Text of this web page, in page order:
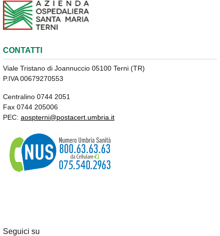
CONTATTI
Viale Tristano di Joannuccio 05100 Terni (TR)
P.IVA 00679270553
Centralino 0744 2051
Fax 0744 205006
PEC: aospterni@postacert.umbria.it
Seguici su